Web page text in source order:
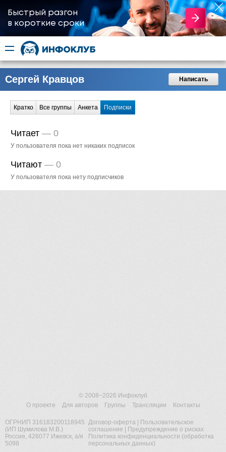
Быстрый разгон
​в короткие сроки
Сергей Кравцов Написать
Кратко Все группы Анкета Подписки
Читает — 0
У пользователя пока нет никаких подписок
Читают — 0
У пользователя пока нету подписчиков
© 2008−2026 Инфоклуб
О проекте
Для авторов Группы Трансляции Контакты
ОГРНИП 316183200118945
(ИП Шумилова М.В.)
Россия, 426077 Ижевск, а/я
5098
Договор-оферта|
Пользовательское
соглашение
Предупреждение о рисках
Политика конфиденциальности (обработка
персональных данных)